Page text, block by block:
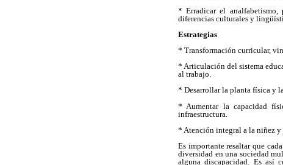
* Erradicar el
diferencias culturales y
Estrategias
* Transformación curricular,
* Articulación del sistema
al trabajo.
* Desarrollar la planta física y
* Aumentar la capacidad
infraestructura.
* Atención integral a la niñez y
Es importante resaltar que
diversidad en una sociedad
alguna discapacidad. Es así